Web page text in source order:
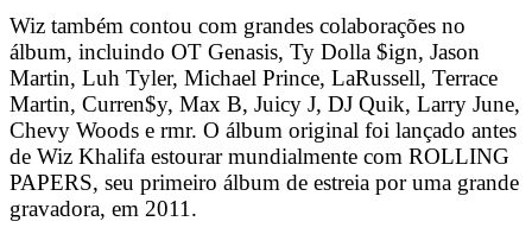
Wiz também contou com grandes colaborações no
álbum, incluindo OT Genasis, Ty Dolla $ign, Jason
Martin, Luh Tyler, Michael Prince, LaRussell, Terrace
Martin, Curren$y, Max B, Juicy J, DJ Quik, Larry June,
Chevy Woods e rmr. O álbum original foi lançado antes
de Wiz Khalifa estourar mundialmente com ROLLING
PAPERS, seu primeiro álbum de estreia por uma grande
gravadora, em 2011.